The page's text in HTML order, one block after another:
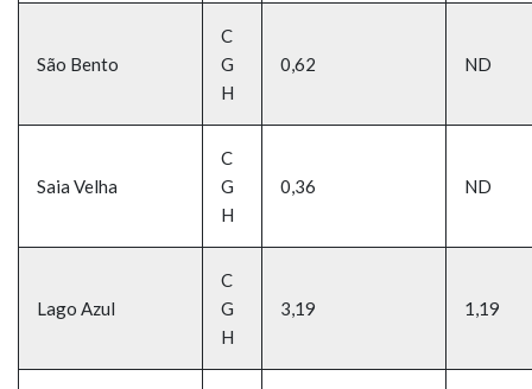
São Bento
C
G
H
0,62 ND
Saia Velha
C
G
H
0,36 ND
Lago Azul
C
G
H
3,19 1,19